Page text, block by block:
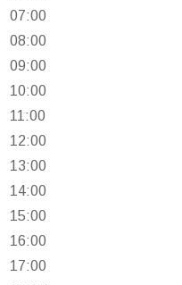
07:00
08:00
09:00
10:00
11:00
12:00
13:00
14:00
15:00
16:00
17:00